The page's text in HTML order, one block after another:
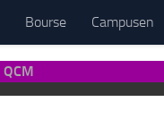
Bourse Campusen
QCM